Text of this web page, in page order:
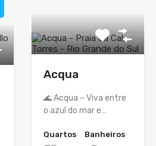
Acqua
🌊 Acqua – Viva entre
o azul do mar e…
Quartos
Banheiros